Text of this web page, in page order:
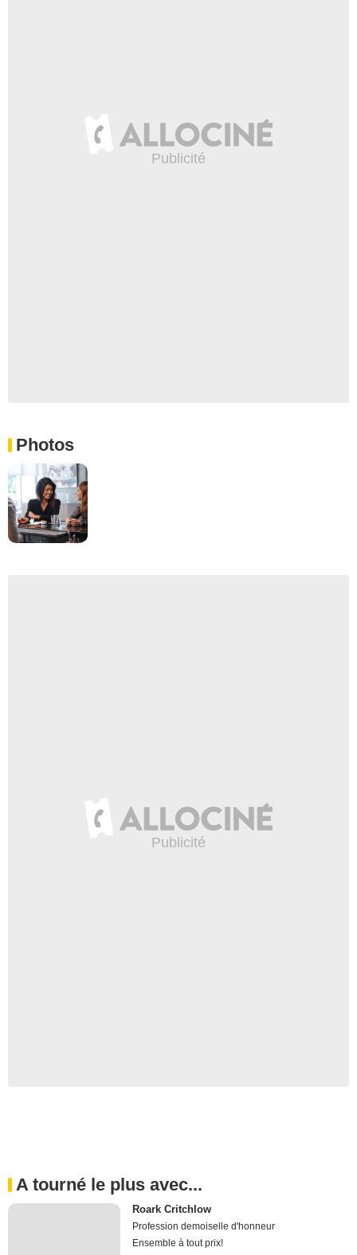
Photos
A tourné le plus avec...
Roark Critchlow
Profession demoiselle d'honneur
Ensemble à tout prix!